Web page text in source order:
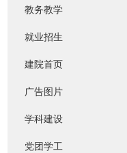
教务教学
就业招生
建院首页
广告图片
学科建设
党团学工